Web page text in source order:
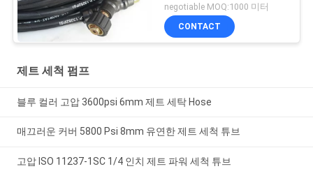
negotiable MOQ:1000 미터
CONTACT
제트 세척 펌프
블루 컬러 고압 3600psi 6mm 제트 세탁 Hose
매끄러운 커버 5800 Psi 8mm 유연한 제트 세척 튜브
고압 ISO 11237-1SC 1/4 인치 제트 파워 세척 튜브